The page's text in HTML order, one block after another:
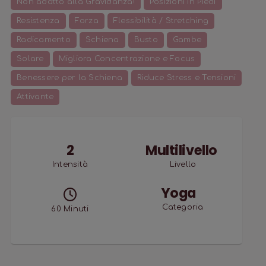
Non adatto alla Gravidanza! Posizioni in Piedi
Resistenza Forza Flessibilità / Stretching
Radicamento Schiena Busto Gambe
Solare Migliora Concentrazione e Focus
Benessere per la Schiena Riduce Stress e Tensioni
Attivante
2
Intensità
Multilivello
Livello
60 Minuti
Yoga
Categoria